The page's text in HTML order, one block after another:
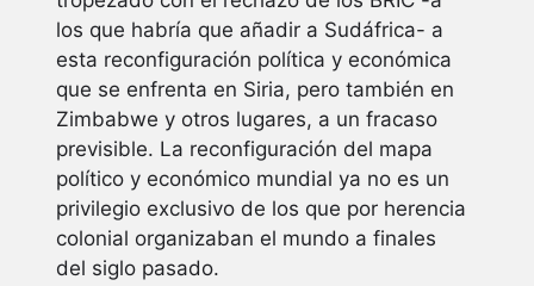
los que habría que añadir a Sudáfrica- a
esta reconfiguración política y económica
que se enfrenta en Siria, pero también en
Zimbabwe y otros lugares, a un fracaso
previsible. La reconfiguración del mapa
político y económico mundial ya no es un
privilegio exclusivo de los que por herencia
colonial organizaban el mundo a finales
del siglo pasado.